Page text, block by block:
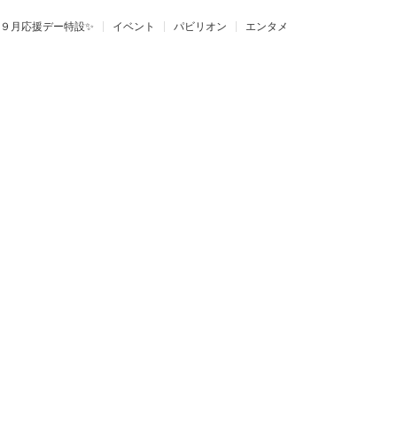
９月応援デー特設✨ イベント パビリオン エンタメ